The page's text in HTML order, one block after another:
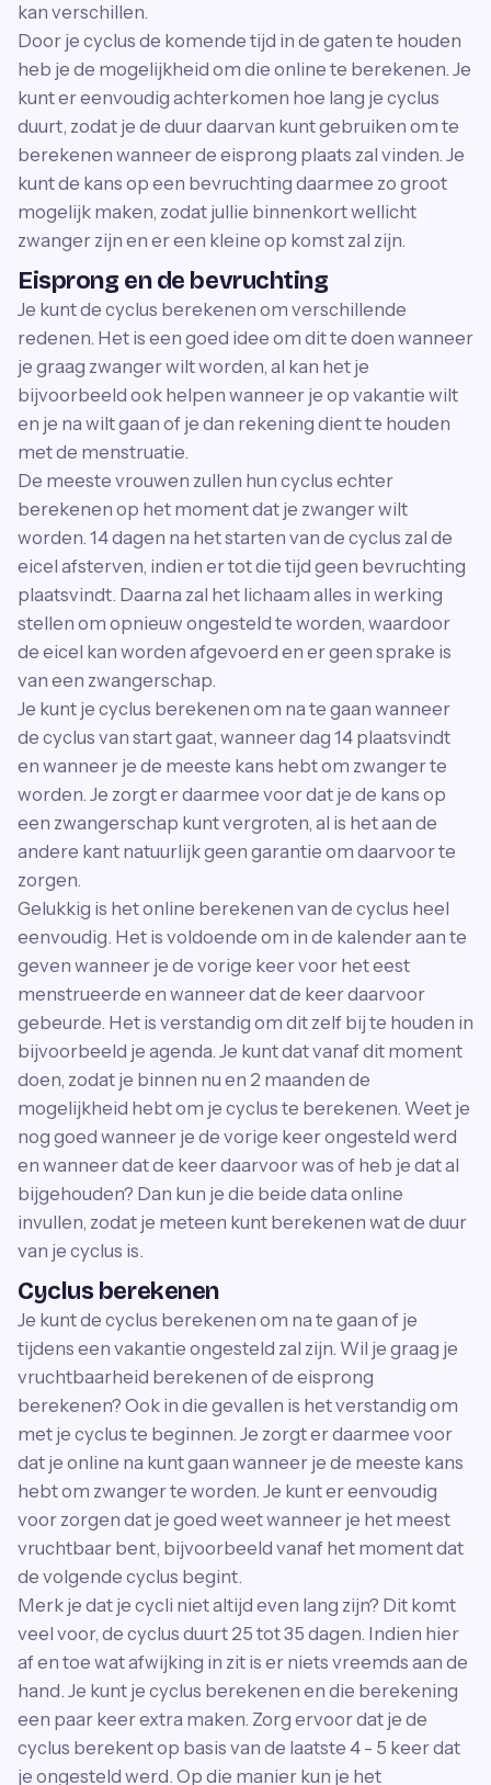
kan verschillen.
Door je cyclus de komende tijd in de gaten te houden
heb je de mogelijkheid om die online te berekenen. Je
kunt er eenvoudig achterkomen hoe lang je cyclus
duurt, zodat je de duur daarvan kunt gebruiken om te
berekenen wanneer de eisprong plaats zal vinden. Je
kunt de kans op een bevruchting daarmee zo groot
mogelijk maken, zodat jullie binnenkort wellicht
zwanger zijn en er een kleine op komst zal zijn.
Eisprong en de bevruchting
Je kunt de cyclus berekenen om verschillende
redenen. Het is een goed idee om dit te doen wanneer
je graag zwanger wilt worden, al kan het je
bijvoorbeeld ook helpen wanneer je op vakantie wilt
en je na wilt gaan of je dan rekening dient te houden
met de menstruatie.
De meeste vrouwen zullen hun cyclus echter
berekenen op het moment dat je zwanger wilt
worden. 14 dagen na het starten van de cyclus zal de
eicel afsterven, indien er tot die tijd geen bevruchting
plaatsvindt. Daarna zal het lichaam alles in werking
stellen om opnieuw ongesteld te worden, waardoor
de eicel kan worden afgevoerd en er geen sprake is
van een zwangerschap.
Je kunt je cyclus berekenen om na te gaan wanneer
de cyclus van start gaat, wanneer dag 14 plaatsvindt
en wanneer je de meeste kans hebt om zwanger te
worden. Je zorgt er daarmee voor dat je de kans op
een zwangerschap kunt vergroten, al is het aan de
andere kant natuurlijk geen garantie om daarvoor te
zorgen.
Gelukkig is het online berekenen van de cyclus heel
eenvoudig. Het is voldoende om in de kalender aan te
geven wanneer je de vorige keer voor het eest
menstrueerde en wanneer dat de keer daarvoor
gebeurde. Het is verstandig om dit zelf bij te houden in
bijvoorbeeld je agenda. Je kunt dat vanaf dit moment
doen, zodat je binnen nu en 2 maanden de
mogelijkheid hebt om je cyclus te berekenen. Weet je
nog goed wanneer je de vorige keer ongesteld werd
en wanneer dat de keer daarvoor was of heb je dat al
bijgehouden? Dan kun je die beide data online
invullen, zodat je meteen kunt berekenen wat de duur
van je cyclus is.
Cyclus berekenen
Je kunt de cyclus berekenen om na te gaan of je
tijdens een vakantie ongesteld zal zijn. Wil je graag je
vruchtbaarheid berekenen of de eisprong
berekenen? Ook in die gevallen is het verstandig om
met je cyclus te beginnen. Je zorgt er daarmee voor
dat je online na kunt gaan wanneer je de meeste kans
hebt om zwanger te worden. Je kunt er eenvoudig
voor zorgen dat je goed weet wanneer je het meest
vruchtbaar bent, bijvoorbeeld vanaf het moment dat
de volgende cyclus begint.
Merk je dat je cycli niet altijd even lang zijn? Dit komt
veel voor, de cyclus duurt 25 tot 35 dagen. Indien hier
af en toe wat afwijking in zit is er niets vreemds aan de
hand. Je kunt je cyclus berekenen en die berekening
een paar keer extra maken. Zorg ervoor dat je de
cyclus berekent op basis van de laatste 4 - 5 keer dat
je ongesteld werd. Op die manier kun je het